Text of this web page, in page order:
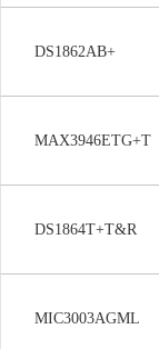
DS1862AB+
MAX3946ETG+T
DS1864T+T&R
MIC3003AGML